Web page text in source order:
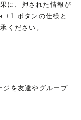
に、押された情報が
+1 ボタンの仕様と
ください。
を友達やグループ